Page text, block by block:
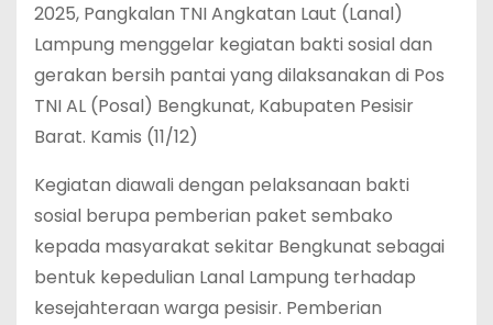
2025, Pangkalan TNI Angkatan Laut (Lanal)
Lampung menggelar kegiatan bakti sosial dan
gerakan bersih pantai yang dilaksanakan di Pos
TNI AL (Posal) Bengkunat, Kabupaten Pesisir
Barat. Kamis (11/12)
Kegiatan diawali dengan pelaksanaan bakti
sosial berupa pemberian paket sembako
kepada masyarakat sekitar Bengkunat sebagai
bentuk kepedulian Lanal Lampung terhadap
kesejahteraan warga pesisir. Pemberian